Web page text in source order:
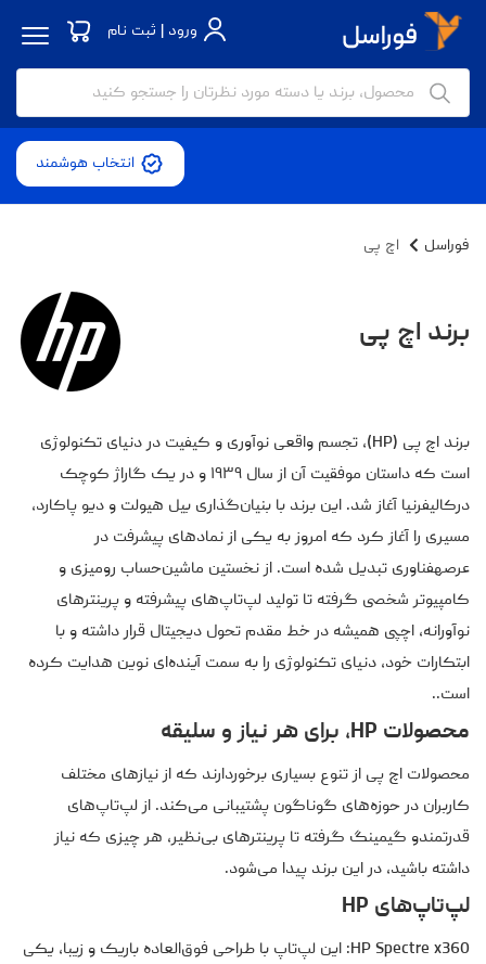
ورود | ثبت نام
انتخاب هوشمند
فوراسل اچ‌ پی
برند اچ‌ پی
برند اچ پی (HP)، تجسم واقعی نوآوری و کیفیت در دنیای تکنولوژی
است که داستان موفقیت آن از سال ۱۹۳۹ و در یک گاراژ کوچک
درکالیفرنیا آغاز شد. این برند با بنیان‌گذاری بیل هیولت و دیو پاکارد،
مسیری را آغاز کرد که امروز به یکی از نمادهای پیشرفت در
عرصهفناوری تبدیل شده است. از نخستین ماشین‌حساب رومیزی و
کامپیوتر شخصی گرفته تا تولید لپ‌تاپ‌های پیشرفته و پرینترهای
نوآورانه، اچپی همیشه در خط مقدم تحول دیجیتال قرار داشته و با
ابتکارات خود، دنیای تکنولوژی را به سمت آینده‌ای نوین هدایت کرده
است..
محصولات HP، برای هر نیاز و سلیقه
محصولات اچ پی از تنوع بسیاری برخوردارند که از نیازهای مختلف
کاربران در حوزه‌های گوناگون پشتیبانی می‌کند. از لپ‌تاپ‌های
قدرتمندو گیمینگ گرفته تا پرینترهای بی‌نظیر، هر چیزی که نیاز
داشته باشید، در این برند پیدا می‌شود.
لپ‌تاپ‌های HP
HP Spectre x360: این لپ‌تاپ با طراحی فوق‌العاده باریک و زیبا، یکی